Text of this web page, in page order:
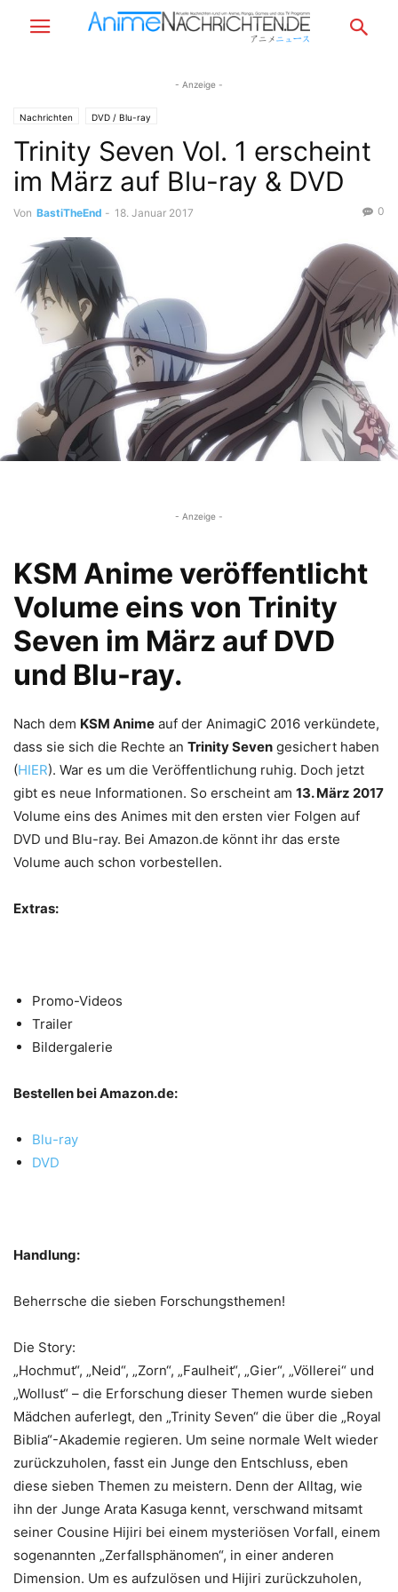
- Anzeige -
Nachrichten DVD / Blu-ray
Trinity Seven Vol. 1 erscheint
im März auf Blu-ray & DVD
Von BastiTheEnd - 18. Januar 2017 0
- Anzeige -
KSM Anime veröffentlicht
Volume eins von Trinity
Seven im März auf DVD
und Blu-ray.
Nach dem KSM Anime auf der AnimagiC 2016 verkündete,
dass sie sich die Rechte an Trinity Seven gesichert haben
(HIER). War es um die Veröffentlichung ruhig. Doch jetzt
gibt es neue Informationen. So erscheint am 13. März 2017
Volume eins des Animes mit den ersten vier Folgen auf
DVD und Blu-ray. Bei Amazon.de könnt ihr das erste
Volume auch schon vorbestellen.
Extras:
Promo-Videos
Trailer
Bildergalerie
Bestellen bei Amazon.de:
Blu-ray
DVD
Handlung:
Beherrsche die sieben Forschungsthemen!
Die Story:
„Hochmut“, „Neid“, „Zorn“, „Faulheit“, „Gier“, „Völlerei“ und
„Wollust“ – die Erforschung dieser Themen wurde sieben
Mädchen auferlegt, den „Trinity Seven“ die über die „Royal
Biblia“-Akademie regieren. Um seine normale Welt wieder
zurückzuholen, fasst ein Junge den Entschluss, eben
diese sieben Themen zu meistern. Denn der Alltag, wie
ihn der Junge Arata Kasuga kennt, verschwand mitsamt
seiner Cousine Hijiri bei einem mysteriösen Vorfall, einem
sogenannten „Zerfallsphänomen“, in einer anderen
Dimension. Um es aufzulösen und Hijiri zurückzuholen,